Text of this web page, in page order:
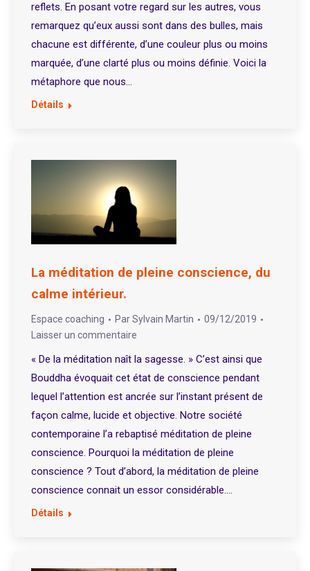
reflets. En posant votre regard sur les autres, vous
remarquez qu’eux aussi sont dans des bulles, mais
chacune est différente, d’une couleur plus ou moins
marquée, d’une clarté plus ou moins définie. Voici la
métaphore que nous…
Détails
La méditation de pleine conscience, du
calme intérieur.
Espace coaching ParSylvain Martin
09/12/2019
Laisser un commentaire
« De la méditation naît la sagesse. » C’est ainsi que
Bouddha évoquait cet état de conscience pendant
lequel l’attention est ancrée sur l’instant présent de
façon calme, lucide et objective. Notre société
contemporaine l’a rebaptisé méditation de pleine
conscience. Pourquoi la méditation de pleine
conscience ? Tout d’abord, la méditation de pleine
conscience connait un essor considérable.…
Détails